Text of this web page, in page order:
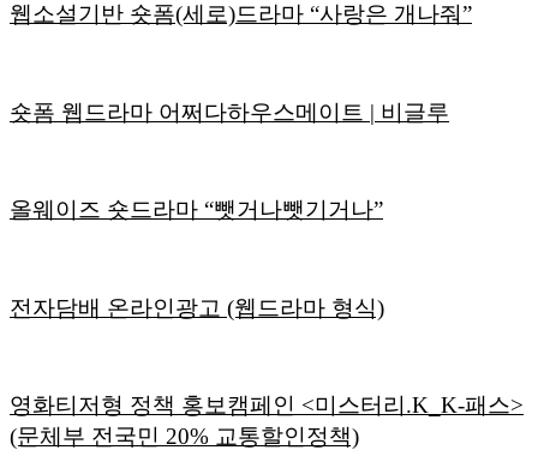
웹소설기반 숏폼(세로)드라마 “사랑은 개나줘”
숏폼 웹드라마 어쩌다하우스메이트 | 비글루
올웨이즈 숏드라마 “뺏거나뺏기거나”
전자담배 온라인광고 (웹드라마 형식)
영화티저형 정책 홍보캠페인 <미스터리.K_K-패스>
(문체부 전국민 20% 교통할인정책)